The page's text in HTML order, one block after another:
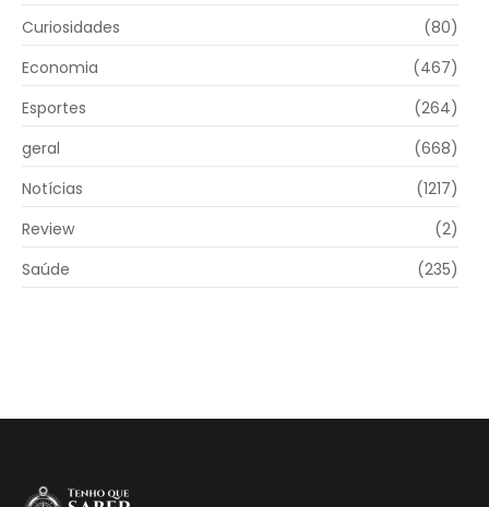
Curiosidades
(80)
Economia
(467)
Esportes
(264)
geral
(668)
Notícias
(1217)
Review
(2)
Saúde
(235)